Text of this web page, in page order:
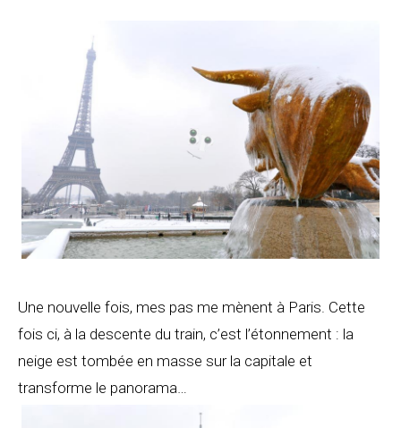
Une nouvelle fois, mes pas me mènent à Paris. Cette
fois ci, à la descente du train, c’est l’étonnement : la
neige est tombée en masse sur la capitale et
transforme le panorama…